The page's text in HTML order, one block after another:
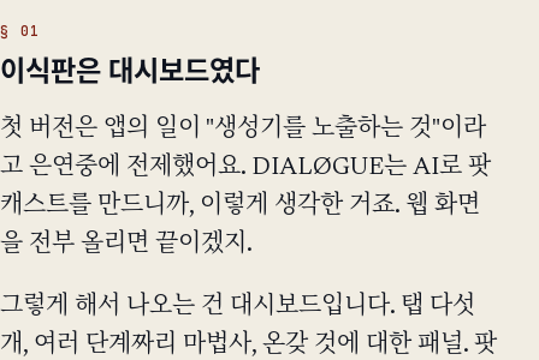
이식판은 대시보드였다
첫 버전은 앱의 일이 "생성기를 노출하는 것"이라
고 은연중에 전제했어요. DIALØGUE는 AI로 팟
캐스트를 만드니까, 이렇게 생각한 거죠. 웹 화면
을 전부 올리면 끝이겠지.
그렇게 해서 나오는 건 대시보드입니다. 탭 다섯
개, 여러 단계짜리 마법사, 온갖 것에 대한 패널. 팟